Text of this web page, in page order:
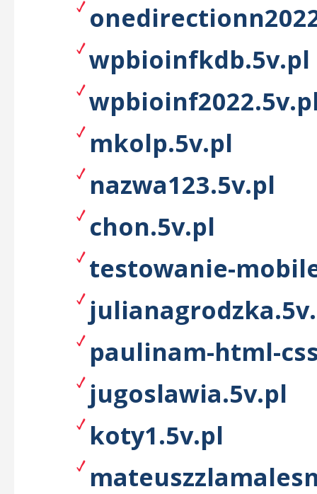
wpbioinfkdb.5v.pl
mkolp.5v.pl
nazwa123.5v.pl
chon.5v.pl
testowanie-
paulinam-html-
jugoslawia.5v.pl
koty1.5v.pl